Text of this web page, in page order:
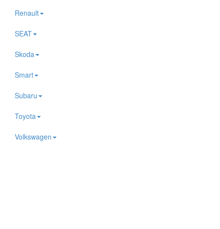
Renault
SEAT
Skoda
Smart
Subaru
Toyota
Volkswagen